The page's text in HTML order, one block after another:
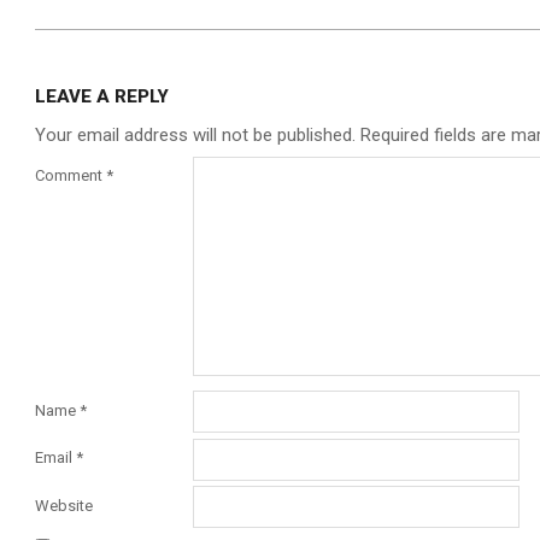
LEAVE A REPLY
Your email address will not be published. Required fields are
Comment *
Name *
Email *
Website